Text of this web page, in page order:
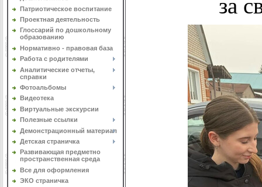
Патриотическое воспитание
Проектная деятельность
Глоссарий по дошкольному
образованию
Нормативно - правовая база
Работа с родителями
Аналитические отчеты,
справки
Фотоальбомы
Видеотека
Виртуальные экскурсии
Полезные ссылки
Демонстрационный материал
Детская страничка
Развивающая предметно
пространственная среда
Все для оформления
ЭКО страничка
за